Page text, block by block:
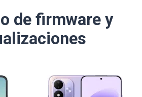
de firmware y